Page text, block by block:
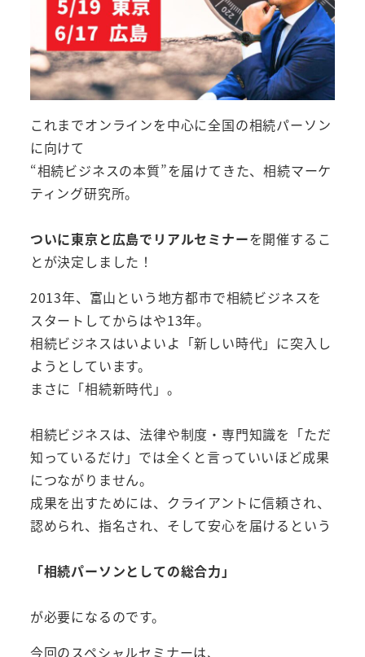
これまでオンラインを中心に全国の相続パーソン
に向けて
“相続ビジネスの本質”を届けてきた、相続マーケ
ティング研究所。
ついに東京と広島でリアルセミナーを開催するこ
とが決定しました！
2013年、富山という地方都市で相続ビジネスを
スタートしてからはや13年。
相続ビジネスはいよいよ「新しい時代」に突入し
ようとしています。
まさに「相続新時代」。
相続ビジネスは、法律や制度・専門知識を「ただ
知っているだけ」では全くと言っていいほど成果
につながりません。
成果を出すためには、クライアントに信頼され、
認められ、指名され、そして安心を届けるという
「相続パーソンとしての総合力」
が必要になるのです。
今回のスペシャルセミナーは、